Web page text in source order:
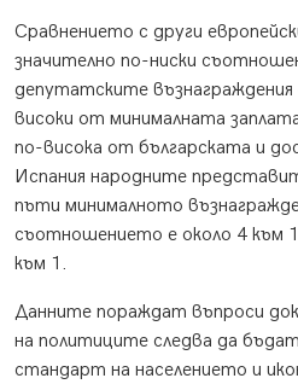
Сравнението с други
значително по-ниски
депутатските
високи от минималната
по-висока от българската и
Испания народните
пъти минималното
съотношението е около 4 към
към 1.
Данните пораждат въпроси
на политиците следва да
стандарт на населението и